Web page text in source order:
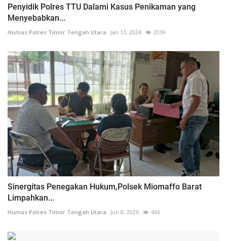
Penyidik Polres TTU Dalami Kasus Penikaman yang
Menyebabkan...
Humas Polres Timor Tengah Utara Jan 13, 2024 2039
Sinergitas Penegakan Hukum,Polsek Miomaffo Barat
Limpahkan...
Humas Polres Timor Tengah Utara Jun 8, 2026 466